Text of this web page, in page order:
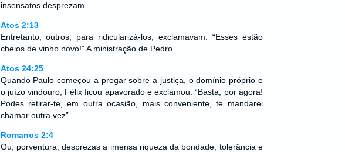
insensatos desprezam…
Atos 2:13
Entretanto, outros, para ridicularizá-los, exclamavam: “Esses estão
cheios de vinho novo!” A ministração de Pedro
Atos 24:25
Quando Paulo começou a pregar sobre a justiça, o domínio próprio e
o juízo vindouro, Félix ficou apavorado e exclamou: “Basta, por agora!
Podes retirar-te, em outra ocasião, mais conveniente, te mandarei
chamar outra vez”.
Romanos 2:4
Ou, porventura, desprezas a imensa riqueza da bondade, tolerância e